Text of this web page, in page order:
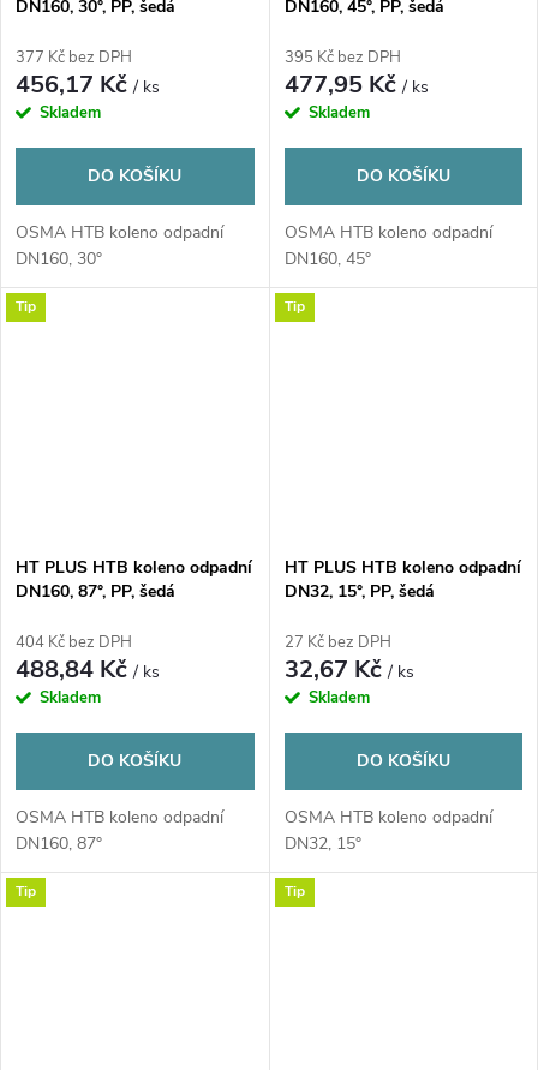
DN160, 30°, PP, šedá
377 Kč bez DPH
456,17 Kč/ ks
Skladem
DO KOŠÍKU
OSMA HTB koleno odpadní
DN160, 30°
DN160, 45°, PP, šedá
395 Kč bez DPH
477,95 Kč/ ks
Skladem
DO KOŠÍKU
OSMA HTB koleno odpadní
DN160, 45°
Tip
HT PLUS HTB koleno odpadní
DN160, 87°, PP, šedá
404 Kč bez DPH
488,84 Kč/ ks
Skladem
DO KOŠÍKU
OSMA HTB koleno odpadní
DN160, 87°
Tip
HT PLUS HTB koleno odpadní
DN32, 15°, PP, šedá
27 Kč bez DPH
32,67 Kč/ ks
Skladem
DO KOŠÍKU
OSMA HTB koleno odpadní
DN32, 15°
Tip Tip